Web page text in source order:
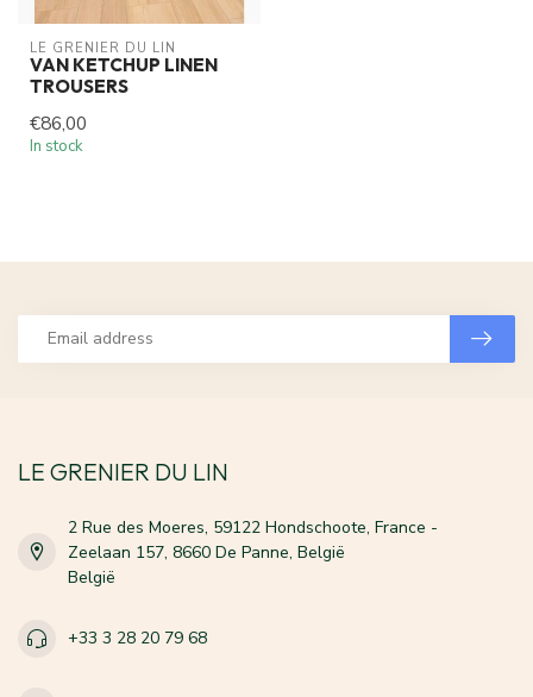
LE GRENIER DU LIN
VAN KETCHUP LINEN
TROUSERS
€86,00
In stock
LE GRENIER DU LIN
2 Rue des Moeres, 59122 Hondschoote, France -
Zeelaan 157, 8660 De Panne, België
België
+33 3 28 20 79 68